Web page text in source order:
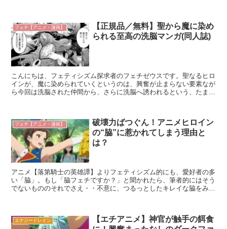
フェチ【アニメ・漫画】
【正規品／無料】聖から魔に染め
られる至高の洗脳マンガ(同人誌)
こんにちは、フェティシズム探求者のフェチゼウスです。聖なるヒロ
インが、魔に染められていくというのは、興奮が止まらない要素なが
ら今回は洗脳された仲間から、さらに洗脳へ誘われるという、たまら
フェチ【アニメ・漫画】
破壊力ばつぐん！アニメヒロイン
の“脇”に惹かれてしまう理由と
は？
アニメ【落第騎士の英雄譚】よりフェティシズム的にも、愛好者の多
い「脇」。もし「脇フェチですか？」と聞かれたら、筆者的にはそう
でないもののそれでさえ・・不意に、つるっとしたキレイな脇をみる
エナジードレイン
【エチアニメ】神官が触手の餌食